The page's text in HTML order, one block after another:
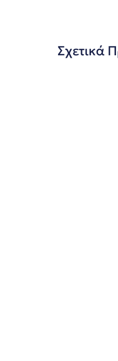
Σχετικά